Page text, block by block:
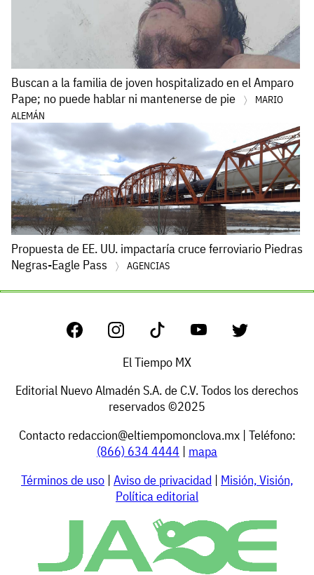
Buscan a la familia de joven hospitalizado en el Amparo
Pape; no puede hablar ni mantenerse de pie
MARIO
ALEMÁN
Propuesta de EE. UU. impactaría cruce ferroviario Piedras
Negras-Eagle Pass
AGENCIAS
El Tiempo MX
Editorial Nuevo Almadén S.A. de C.V. Todos los derechos
reservados ©2025
Contacto redaccion@eltiempomonclova.mx| Teléfono:
(866) 634 4444 | mapa
Términos de uso | Aviso de privacidad | Misión, Visión,
Política editorial